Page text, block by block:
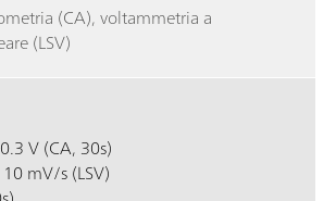
(CA), voltammetria a
(LSV)
V (CA, 30s)
mV/s (LSV)